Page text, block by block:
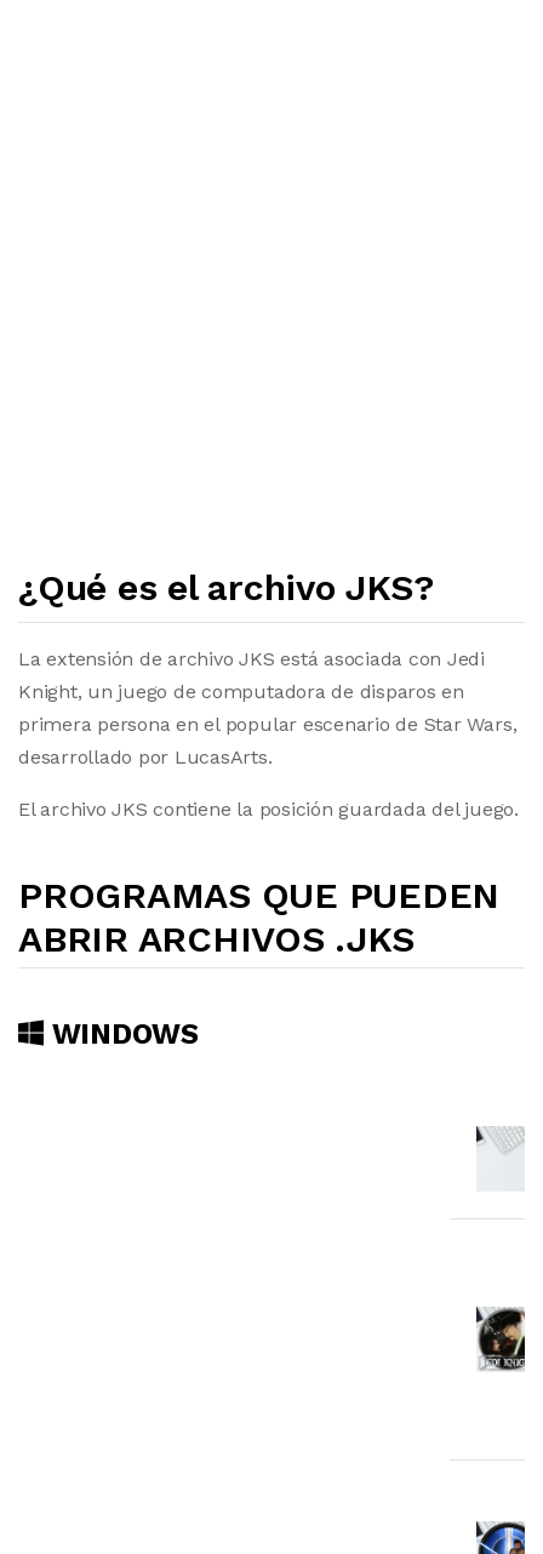
¿Qué es el archivo JKS?
La extensión de archivo JKS está asociada con Jedi
Knight, un juego de computadora de disparos en
primera persona en el popular escenario de Star Wars,
desarrollado por LucasArts.
El archivo JKS contiene la posición guardada del juego.
PROGRAMAS QUE PUEDEN
ABRIR ARCHIVOS .JKS
WINDOWS